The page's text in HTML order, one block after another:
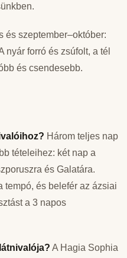
és szeptember–október:
nyár forró és zsúfolt, a tél
és csendesebb.
Három teljes nap
tételeihez: két nap a
és Galatára.
tempó, és belefér az ázsiai
a 3 napos
A Hagia Sophia